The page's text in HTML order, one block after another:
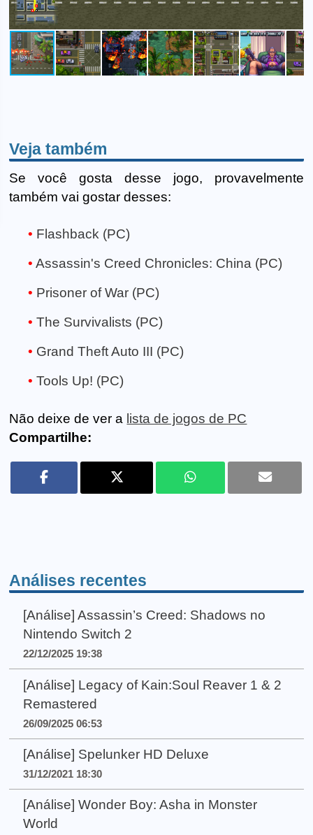
Veja também
Se você gosta desse jogo, provavelmente
também vai gostar desses:
Flashback (PC)
Assassin's Creed Chronicles: China (PC)
Prisoner of War (PC)
The Survivalists (PC)
Grand Theft Auto III (PC)
Tools Up! (PC)
Não deixe de ver a lista de jogos de PC
Compartilhe:
Análises recentes
[Análise] Assassin’s Creed: Shadows no
Nintendo Switch 2
22/12/2025 19:38
[Análise] Legacy of Kain:Soul Reaver 1 & 2
Remastered
26/09/2025 06:53
[Análise] Spelunker HD Deluxe
31/12/2021 18:30
[Análise] Wonder Boy: Asha in Monster
World